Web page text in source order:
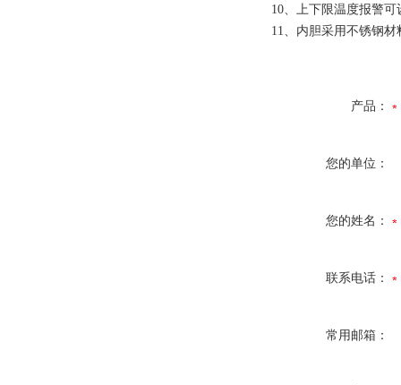
10、上下限温度报警可
11、内胆采用不锈钢材
产品：
您的单位：
您的姓名：
联系电话：
常用邮箱：